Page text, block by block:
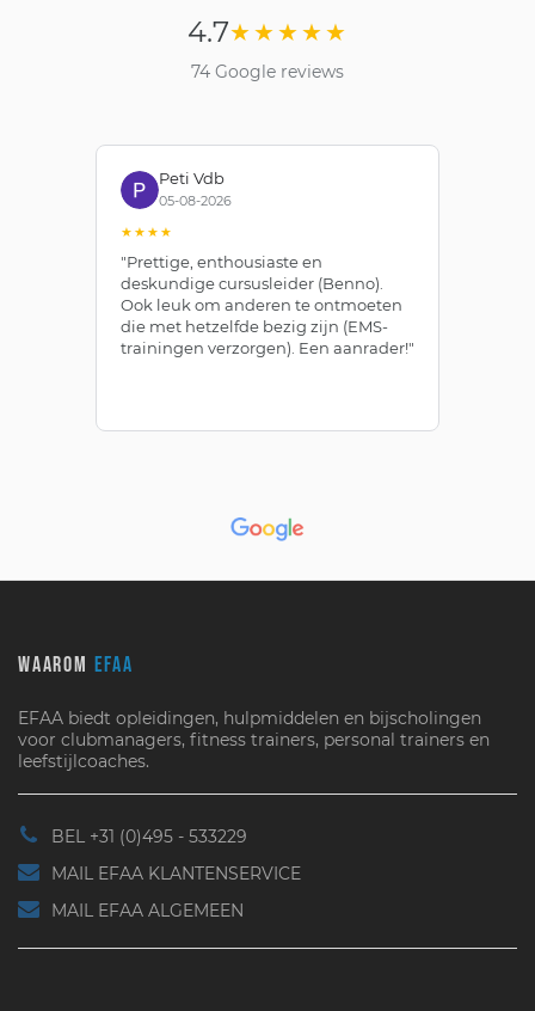
4.7★★★★★
74 Google reviews
Peti Vdb
05-08-2026
★★★★
"Prettige, enthousiaste en
deskundige cursusleider (Benno).
Ook leuk om anderen te ontmoeten
die met hetzelfde bezig zijn (EMS-
trainingen verzorgen). Een aanrader!"
WAAROM EFAA
EFAA biedt opleidingen, hulpmiddelen en bijscholingen
voor clubmanagers, fitness trainers, personal trainers en
leefstijlcoaches.
BEL +31 (0)495 - 533229
MAIL EFAA KLANTENSERVICE
MAIL EFAA ALGEMEEN